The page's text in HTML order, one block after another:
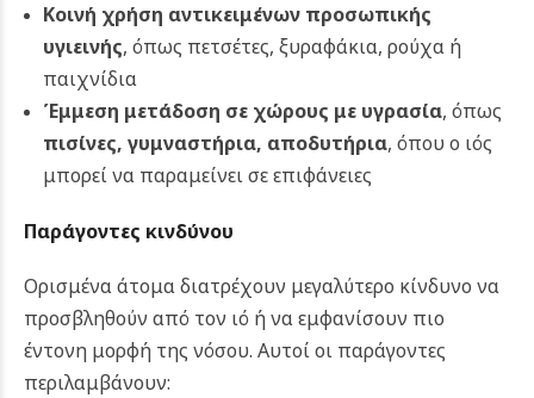
Κοινή χρήση αντικειμένων προσωπικής
υγιεινής, όπως πετσέτες, ξυραφάκια, ρούχα ή
παιχνίδια
Έμμεση μετάδοση σε χώρους με υγρασία, όπως
πισίνες, γυμναστήρια, αποδυτήρια, όπου ο ιός
μπορεί να παραμείνει σε επιφάνειες
Παράγοντες κινδύνου
Ορισμένα άτομα διατρέχουν μεγαλύτερο κίνδυνο να
προσβληθούν από τον ιό ή να εμφανίσουν πιο
έντονη μορφή της νόσου. Αυτοί οι παράγοντες
περιλαμβάνουν: